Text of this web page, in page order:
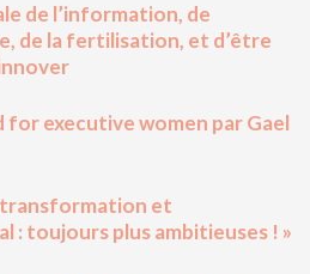
de l’information, de
de la fertilisation, et d’être
executive women par Gael
transformation et
: toujours plus ambitieuses ! »